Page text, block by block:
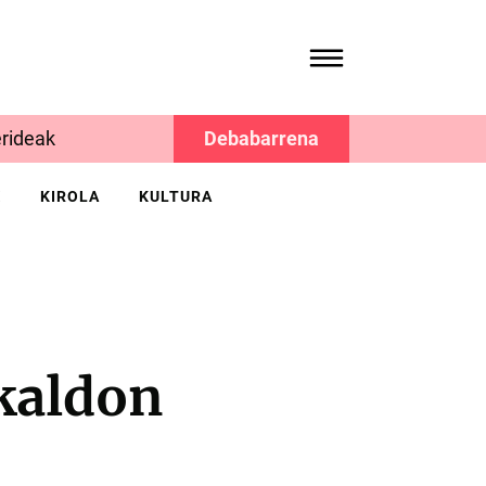
Debabarrena
KIROLA KULTURA